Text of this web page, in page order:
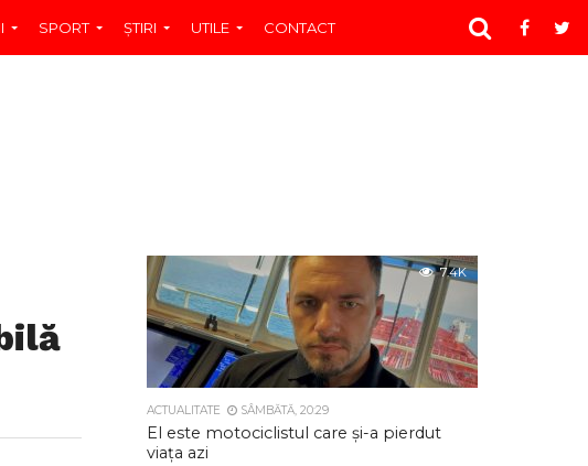
SPORT ŞTIRI UTILE CONTACT
7.4K
ACTUALITATE SÂMBĂTĂ, 20:29
El este motociclistul care și-a pierdut
viața azi